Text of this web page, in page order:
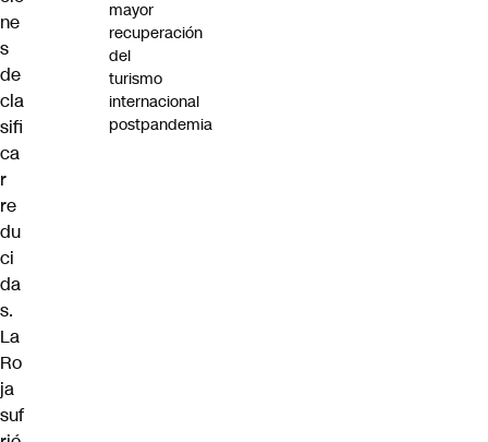
ne
s
de
cla
sifi
ca
r
re
du
ci
da
s.
La
Ro
ja
suf
mayor
recuperación
del
turismo
internacional
postpandemia